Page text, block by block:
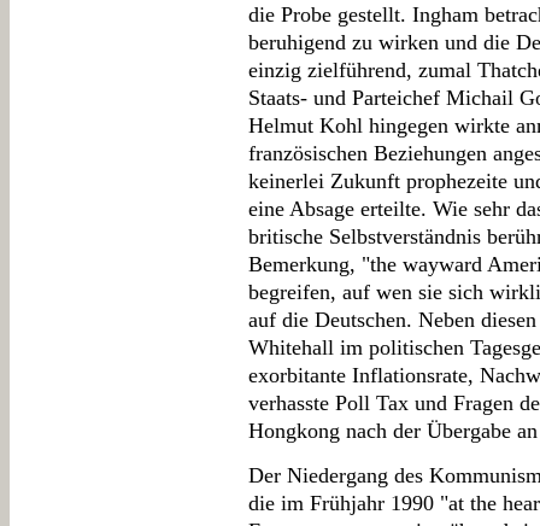
die Probe gestellt. Ingham
beruhigend zu wirken und die
einzig zielführend, zumal
Staats- und Parteichef Michail
Helmut Kohl hingegen wirkte
französischen Beziehungen
keinerlei Zukunft prophezeite
eine Absage erteilte. Wie sehr
britische Selbstverständnis
Bemerkung, "the wayward
begreifen, auf wen sie sich
auf die Deutschen. Neben
Whitehall im politischen
exorbitante Inflationsrate,
verhasste Poll Tax und Fragen
Hongkong nach der Übergabe
Der Niedergang des
die im Frühjahr 1990 "at the